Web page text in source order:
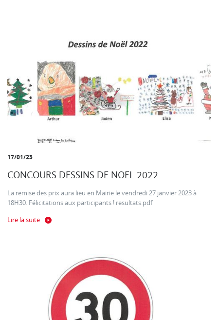
17/01/23
CONCOURS DESSINS DE NOEL 2022
La remise des prix aura lieu en Mairie le vendredi 27 janvier 2023 à
18H30. Félicitations aux participants ! resultats.pdf
Lire la suite